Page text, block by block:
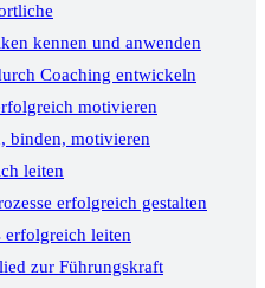
kennen und anwenden
Coaching entwickeln
motivieren
binden, motivieren
leiten
erfolgreich gestalten
erfolgreich leiten
zur Führungskraft